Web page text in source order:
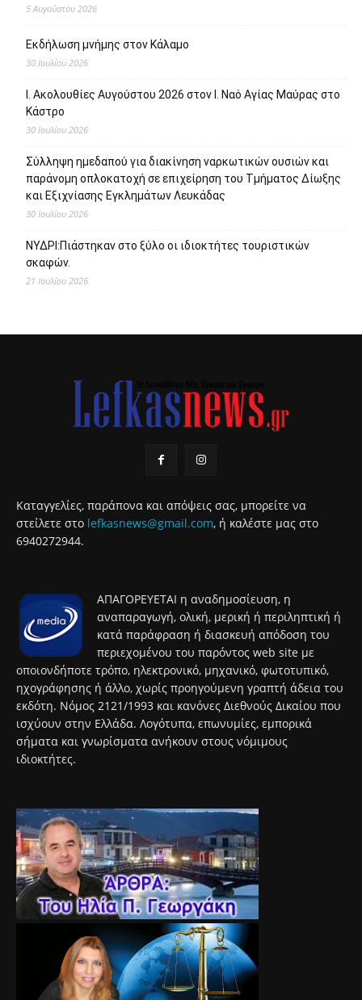
5 Αυγούστου 2026
Εκδήλωση μνήμης στον Κάλαμο
30 Ιουλίου 2026
Ι. Ακολουθίες Αυγούστου 2026 στον Ι. Ναό Αγίας Μαύρας στο
Κάστρο
30 Ιουλίου 2026
Σύλληψη ημεδαπού για διακίνηση ναρκωτικών ουσιών και
παράνομη οπλοκατοχή σε επιχείρηση του Τμήματος Δίωξης
και Εξιχνίασης Εγκλημάτων Λευκάδας
30 Ιουλίου 2026
ΝΥΔΡΙ:Πιάστηκαν στο ξύλο οι ιδιοκτήτες τουριστικών
σκαφών.
21 Ιουλίου 2026
Καταγγελίες, παράπονα και απόψεις σας, μπορείτε να
στείλετε στο lefkasnews@gmail.com, ή καλέστε μας στο
6940272944.
ΑΠΑΓΟΡΕΥΕΤΑΙ η αναδημοσίευση, η
αναπαραγωγή, ολική, μερική ή περιληπτική ή
κατά παράφραση ή διασκευή απόδοση του
περιεχομένου του παρόντος web site με
οποιονδήποτε τρόπο, ηλεκτρονικό, μηχανικό, φωτοτυπικό,
ηχογράφησης ή άλλο, χωρίς προηγούμενη γραπτή άδεια του
εκδότη. Νόμος 2121/1993 και κανόνες Διεθνούς Δικαίου που
ισχύουν στην Ελλάδα. Λογότυπα, επωνυμίες, εμπορικά
σήματα και γνωρίσματα ανήκουν στους νόμιμους
ιδιοκτήτες.